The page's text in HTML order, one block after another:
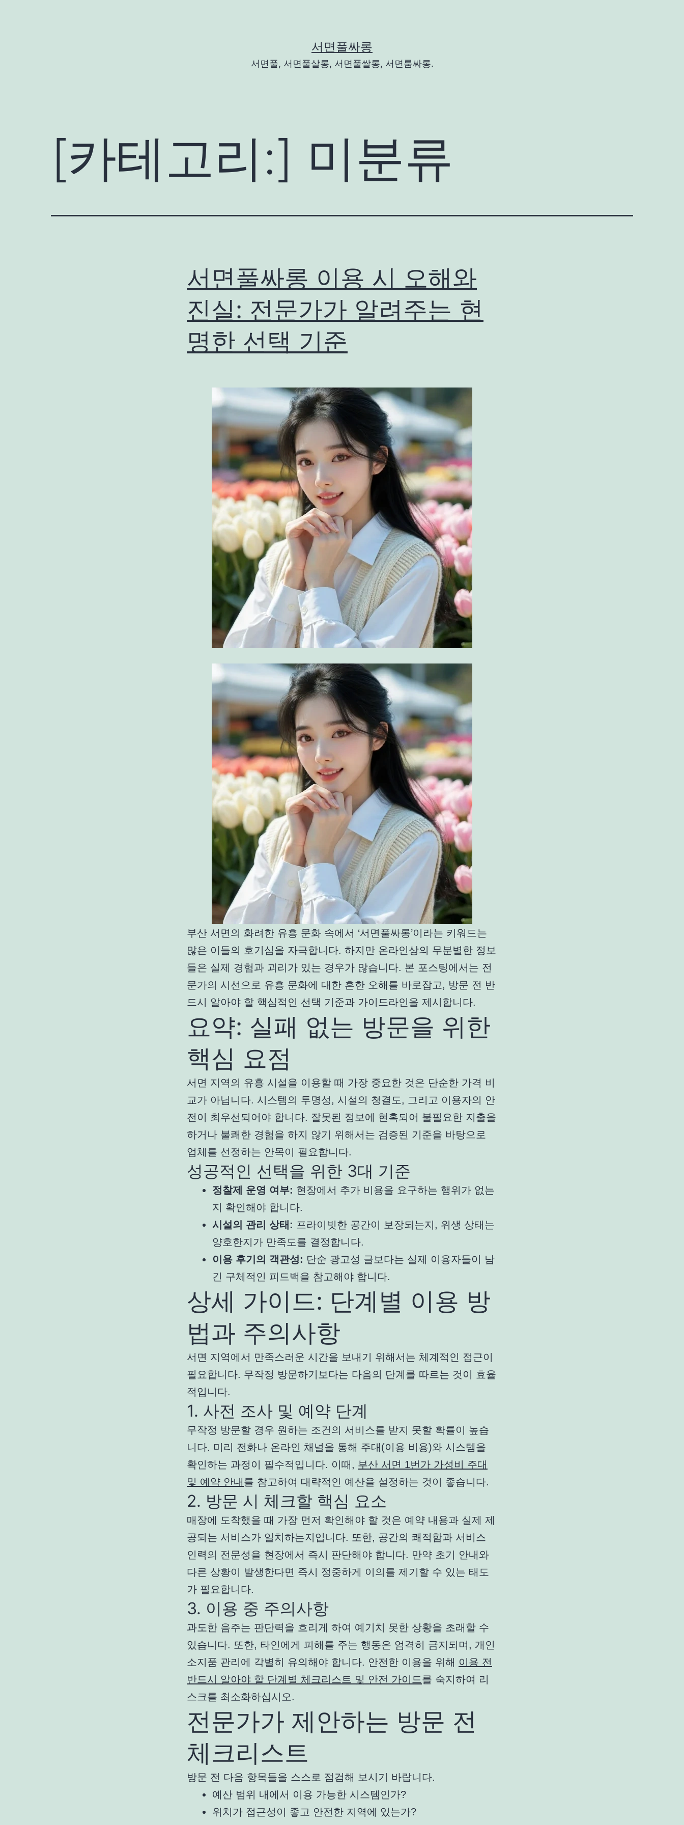
서면풀싸롱
서면풀, 서면풀살롱, 서면풀쌀롱, 서면룸싸롱.
[카테고리:] 미분류
서면풀싸롱 이용 시 오해와
진실: 전문가가 알려주는 현
명한 선택 기준
부산 서면의 화려한 유흥 문화 속에서 ‘서면풀싸롱’이라는 키워드는
많은 이들의 호기심을 자극합니다. 하지만 온라인상의 무분별한 정보
들은 실제 경험과 괴리가 있는 경우가 많습니다. 본 포스팅에서는 전
문가의 시선으로 유흥 문화에 대한 흔한 오해를 바로잡고, 방문 전 반
드시 알아야 할 핵심적인 선택 기준과 가이드라인을 제시합니다.
요약: 실패 없는 방문을 위한
핵심 요점
서면 지역의 유흥 시설을 이용할 때 가장 중요한 것은 단순한 가격 비
교가 아닙니다. 시스템의 투명성, 시설의 청결도, 그리고 이용자의 안
전이 최우선되어야 합니다. 잘못된 정보에 현혹되어 불필요한 지출을
하거나 불쾌한 경험을 하지 않기 위해서는 검증된 기준을 바탕으로
업체를 선정하는 안목이 필요합니다.
성공적인 선택을 위한 3대 기준
정찰제 운영 여부: 현장에서 추가 비용을 요구하는 행위가 없는
지 확인해야 합니다.
시설의 관리 상태: 프라이빗한 공간이 보장되는지, 위생 상태는
양호한지가 만족도를 결정합니다.
이용 후기의 객관성: 단순 광고성 글보다는 실제 이용자들이 남
긴 구체적인 피드백을 참고해야 합니다.
상세 가이드: 단계별 이용 방
법과 주의사항
서면 지역에서 만족스러운 시간을 보내기 위해서는 체계적인 접근이
필요합니다. 무작정 방문하기보다는 다음의 단계를 따르는 것이 효율
적입니다.
1. 사전 조사 및 예약 단계
무작정 방문할 경우 원하는 조건의 서비스를 받지 못할 확률이 높습
니다. 미리 전화나 온라인 채널을 통해 주대(이용 비용)와 시스템을
확인하는 과정이 필수적입니다. 이때, 부산 서면 1번가 가성비 주대
및 예약 안내 를 참고하여 대략적인 예산을 설정하는 것이 좋습니다.
2. 방문 시 체크할 핵심 요소
매장에 도착했을 때 가장 먼저 확인해야 할 것은 예약 내용과 실제 제
공되는 서비스가 일치하는지입니다. 또한, 공간의 쾌적함과 서비스
인력의 전문성을 현장에서 즉시 판단해야 합니다. 만약 초기 안내와
다른 상황이 발생한다면 즉시 정중하게 이의를 제기할 수 있는 태도
가 필요합니다.
3. 이용 중 주의사항
과도한 음주는 판단력을 흐리게 하여 예기치 못한 상황을 초래할 수
있습니다. 또한, 타인에게 피해를 주는 행동은 엄격히 금지되며, 개인
소지품 관리에 각별히 유의해야 합니다. 안전한 이용을 위해 이용 전
반드시 알아야 할 단계별 체크리스트 및 안전 가이드를 숙지하여 리
스크를 최소화하십시오.
전문가가 제안하는 방문 전
체크리스트
방문 전 다음 항목들을 스스로 점검해 보시기 바랍니다.
예산 범위 내에서 이용 가능한 시스템인가?
위치가 접근성이 좋고 안전한 지역에 있는가?